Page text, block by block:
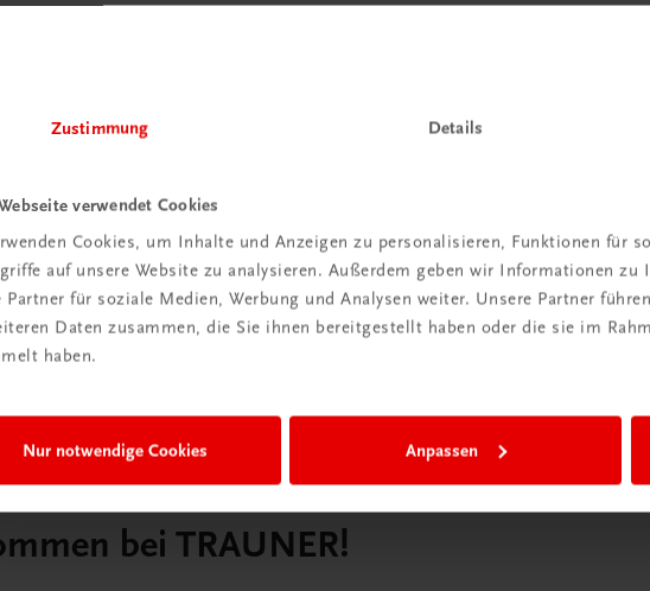
Zustimmung Details
verwendet Cookies
Cookies, um Inhalte und Anzeigen zu personalisieren, Funktionen für
auf unsere Website zu analysieren. Außerdem geben wir Informationen zu
Partner für soziale Medien, Werbung und Analysen weiter. Unsere Partner
Daten zusammen, die Sie ihnen bereitgestellt haben oder die sie im
haben.
Nur notwendige Cookies Anpassen
bei TRAUNER!